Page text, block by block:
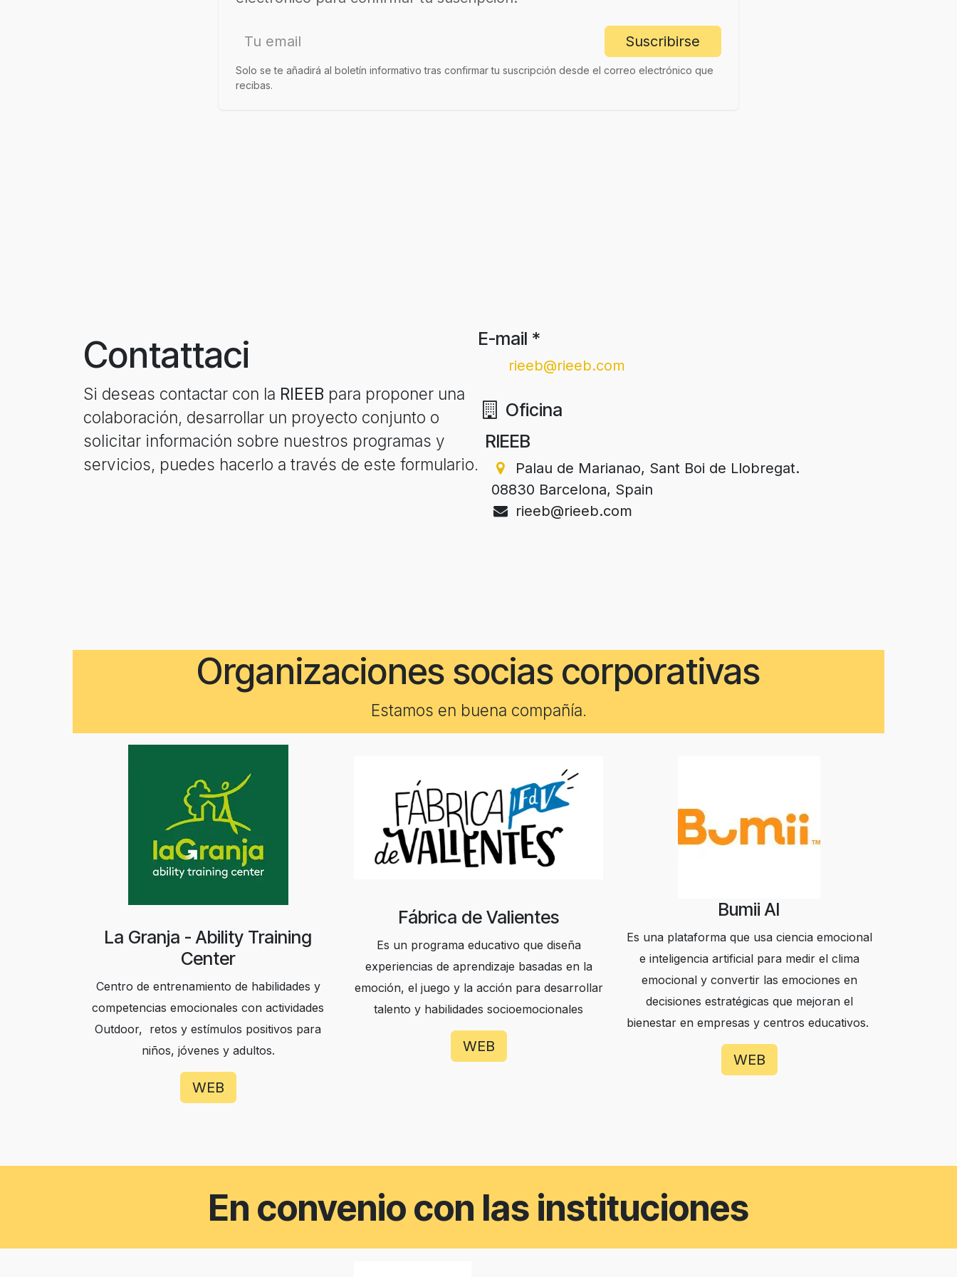
Suscribirse
Solo se te añadirá al boletín informativo tras confirmar tu suscripción desde el correo electrónico que
recibas.
E-mail *
rieeb@rieeb.com
Oficina
RIEEB
Palau de Marianao, Sant Boi de Llobregat.
08830 Barcelona, Spain
rieeb@rieeb.com
Contattaci
Si deseas contactar con la RIEEB para proponer una
colaboración, desarrollar un proyecto conjunto o
solicitar información sobre nuestros programas y
servicios, puedes hacerlo a través de este formulario.
Organizaciones socias corporativas
Estamos en buena compañía.
La Granja - Ability Training
Center
Centro de entrenamiento de habilidades y
competencias emocionales con actividades
Outdoor, retos y estímulos positivos para
niños, jóvenes y adultos.
WEB
Fábrica de Valientes
Es un programa educativo que diseña
experiencias de aprendizaje basadas en la
emoción, el juego y la acción para desarrollar
talento y habilidades socioemocionales
WEB
Bumii AI
Es una plataforma que usa ciencia emocional
e inteligencia artificial para medir el clima
emocional y convertir las emociones en
decisiones estratégicas que mejoran el
bienestar en empresas y centros educativos.
WEB
En convenio con las instituciones